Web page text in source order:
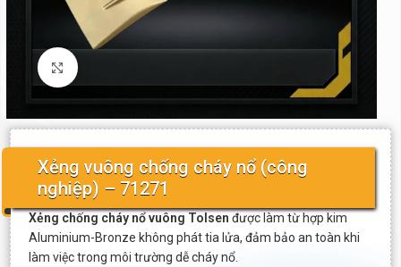
Click to enlarge
Xẻng vuông chống cháy nổ (công
nghiệp) – 71271
Xẻng chống cháy nổ vuông Tolsen được làm từ hợp kim
Aluminium-Bronze không phát tia lửa, đảm bảo an toàn khi
làm việc trong môi trường dễ cháy nổ.